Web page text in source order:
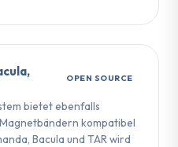
OPEN SOURCE
bietet ebenfalls
kompatibel
Bacula und TAR wird